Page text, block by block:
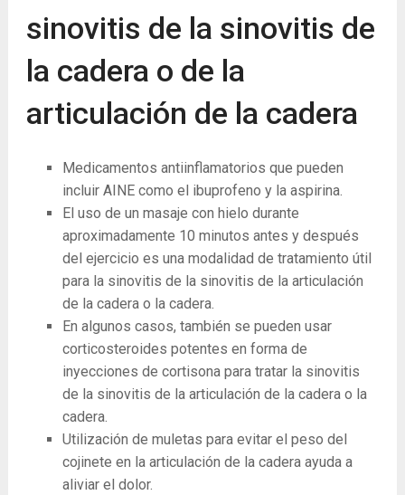
sinovitis de la sinovitis de
la cadera o de la
articulación de la cadera
Medicamentos antiinflamatorios que pueden
incluir AINE como el ibuprofeno y la aspirina.
El uso de un masaje con hielo durante
aproximadamente 10 minutos antes y después
del ejercicio es una modalidad de tratamiento útil
para la sinovitis de la sinovitis de la articulación
de la cadera o la cadera.
En algunos casos, también se pueden usar
corticosteroides potentes en forma de
inyecciones de cortisona para tratar la sinovitis
de la sinovitis de la articulación de la cadera o la
cadera.
Utilización de muletas para evitar el peso del
cojinete en la articulación de la cadera ayuda a
aliviar el dolor.